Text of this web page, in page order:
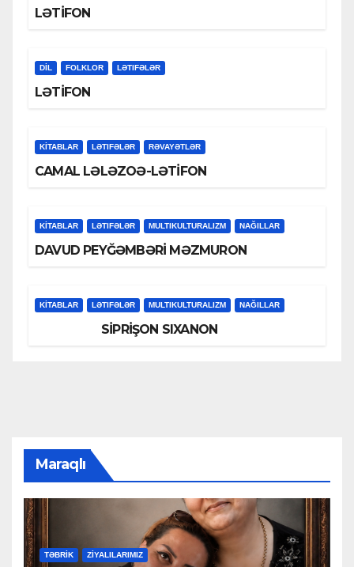
LƏTİFON
DİL FOLKLOR LƏTIFƏLƏR
LƏTİFON
KİTABLAR LƏTIFƏLƏR RƏVAYƏTLƏR
CAMAL LƏLƏZOƏ-LƏTİFON
KİTABLAR LƏTIFƏLƏR MULTIKULTURALIZM NAĞILLAR
DAVUD PEYĞƏMBƏRİ MƏZMURON
KİTABLAR LƏTIFƏLƏR MULTIKULTURALIZM NAĞILLAR
SİPRİŞON SIXANON
Maraqlı
TƏBRİK ZİYALILARIMIZ